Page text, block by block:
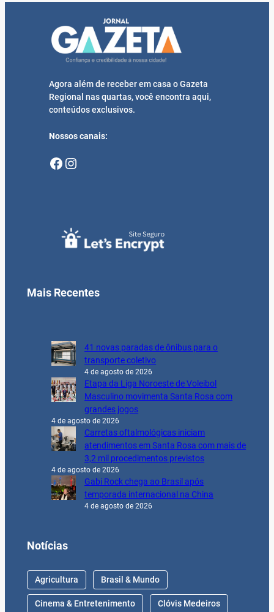
Agora além de receber em casa o Gazeta
Regional nas quartas, você encontra aqui,
conteúdos exclusivos.
Nossos canais:
Facebook Instagram
Mais Recentes
41 novas paradas de ônibus para o
transporte coletivo
4 de agosto de 2026
Etapa da Liga Noroeste de Voleibol
Masculino movimenta Santa Rosa com
grandes jogos
4 de agosto de 2026
Carretas oftalmológicas iniciam
atendimentos em Santa Rosa com mais de
3,2 mil procedimentos previstos
4 de agosto de 2026
Gabi Rock chega ao Brasil após
temporada internacional na China
4 de agosto de 2026
Notícias
Agricultura Brasil & Mundo
Cinema & Entretenimento Clóvis Medeiros